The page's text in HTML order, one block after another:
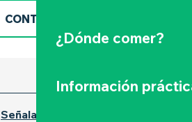
¿Dónde comer?
Información
CONTÁCTENOS
Señalar un error